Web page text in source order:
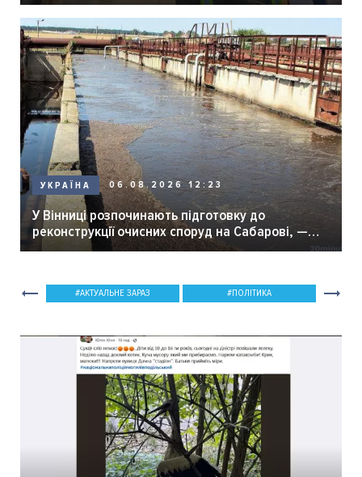
УКРАЇНА 06.08.2026 12:23
У Вінниці розпочинають підготовку до
реконструкції очисних споруд на Сабарові, —
мер Вінниці.
АКТУАЛЬНЕ ЗАРАЗ ПОЛІТИКА